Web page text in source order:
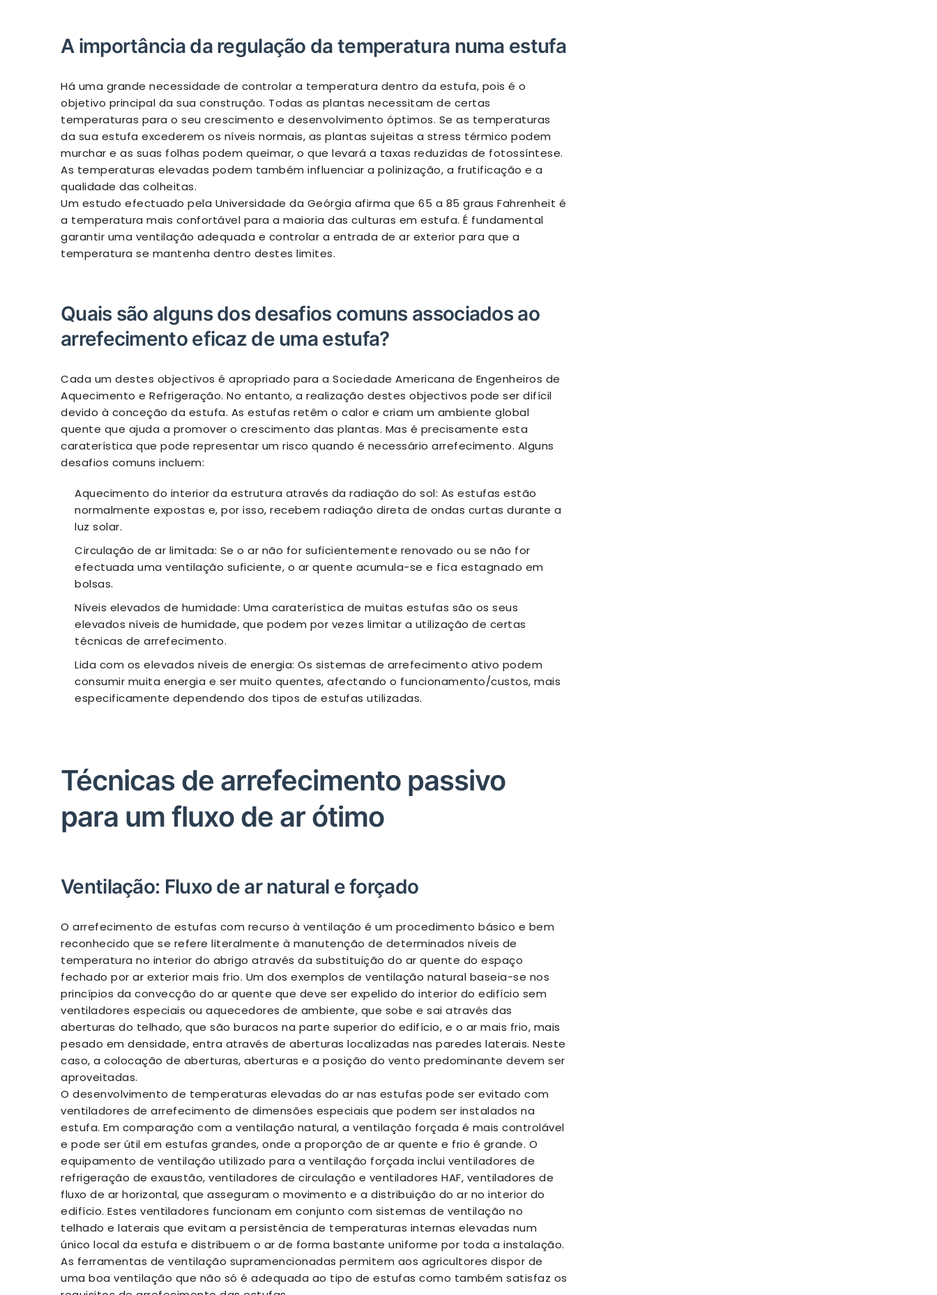
A importância da regulação da temperatura numa estufa
Há uma grande necessidade de controlar a temperatura dentro da estufa, pois é o
objetivo principal da sua construção. Todas as plantas necessitam de certas
temperaturas para o seu crescimento e desenvolvimento óptimos. Se as temperaturas
da sua estufa excederem os níveis normais, as plantas sujeitas a stress térmico podem
murchar e as suas folhas podem queimar, o que levará a taxas reduzidas de fotossíntese.
As temperaturas elevadas podem também influenciar a polinização, a frutificação e a
qualidade das colheitas.
Um estudo efectuado pela Universidade da Geórgia afirma que 65 a 85 graus Fahrenheit é
a temperatura mais confortável para a maioria das culturas em estufa. É fundamental
garantir uma ventilação adequada e controlar a entrada de ar exterior para que a
temperatura se mantenha dentro destes limites.
Quais são alguns dos desafios comuns associados ao
arrefecimento eficaz de uma estufa?
Cada um destes objectivos é apropriado para a Sociedade Americana de Engenheiros de
Aquecimento e Refrigeração. No entanto, a realização destes objectivos pode ser difícil
devido à conceção da estufa. As estufas retêm o calor e criam um ambiente global
quente que ajuda a promover o crescimento das plantas. Mas é precisamente esta
caraterística que pode representar um risco quando é necessário arrefecimento. Alguns
desafios comuns incluem:
Aquecimento do interior da estrutura através da radiação do sol: As estufas estão
normalmente expostas e, por isso, recebem radiação direta de ondas curtas durante a
luz solar.
Circulação de ar limitada: Se o ar não for suficientemente renovado ou se não for
efectuada uma ventilação suficiente, o ar quente acumula-se e fica estagnado em
bolsas.
Níveis elevados de humidade: Uma caraterística de muitas estufas são os seus
elevados níveis de humidade, que podem por vezes limitar a utilização de certas
técnicas de arrefecimento.
Lida com os elevados níveis de energia: Os sistemas de arrefecimento ativo podem
consumir muita energia e ser muito quentes, afectando o funcionamento/custos, mais
especificamente dependendo dos tipos de estufas utilizadas.
Técnicas de arrefecimento passivo
para um fluxo de ar ótimo
Ventilação: Fluxo de ar natural e forçado
O arrefecimento de estufas com recurso à ventilação é um procedimento básico e bem
reconhecido que se refere literalmente à manutenção de determinados níveis de
temperatura no interior do abrigo através da substituição do ar quente do espaço
fechado por ar exterior mais frio. Um dos exemplos de ventilação natural baseia-se nos
princípios da convecção do ar quente que deve ser expelido do interior do edifício sem
ventiladores especiais ou aquecedores de ambiente, que sobe e sai através das
aberturas do telhado, que são buracos na parte superior do edifício, e o ar mais frio, mais
pesado em densidade, entra através de aberturas localizadas nas paredes laterais. Neste
caso, a colocação de aberturas, aberturas e a posição do vento predominante devem ser
aproveitadas.
O desenvolvimento de temperaturas elevadas do ar nas estufas pode ser evitado com
ventiladores de arrefecimento de dimensões especiais que podem ser instalados na
estufa. Em comparação com a ventilação natural, a ventilação forçada é mais controlável
e pode ser útil em estufas grandes, onde a proporção de ar quente e frio é grande. O
equipamento de ventilação utilizado para a ventilação forçada inclui ventiladores de
refrigeração de exaustão, ventiladores de circulação e ventiladores HAF, ventiladores de
fluxo de ar horizontal, que asseguram o movimento e a distribuição do ar no interior do
edifício. Estes ventiladores funcionam em conjunto com sistemas de ventilação no
telhado e laterais que evitam a persistência de temperaturas internas elevadas num
único local da estufa e distribuem o ar de forma bastante uniforme por toda a instalação.
As ferramentas de ventilação supramencionadas permitem aos agricultores dispor de
uma boa ventilação que não só é adequada ao tipo de estufas como também satisfaz os